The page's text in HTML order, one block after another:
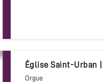
église Saint-Urban
Orgue